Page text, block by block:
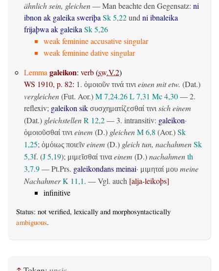
ähnlich sein, gleichen— Man beachte den Gegensatz: ni
ibnon ak galeika sweriþa Sk 5,22und ni ibnaleika
frijaþwa ak galeika Sk 5,26
weak feminine accusative singular
weak feminine dative singular
Lemma galeikon: verb(sw.V.2)
WS 1910, p. 82: 1. ὁμοιοῦν τινά τινι einen mit etw. (Dat.)
vergleichen(Fut. Aor.)M 7,24.26L 7,31 Mc 4,30— 2.
reflexiv; galeikon sik συσχηματίζεσθαί τινι sich einem
(Dat.) gleichstellenR 12,2— 3. intransitiv: galeikon·
ὁμοιοῦσθαί τινι einem (D.) gleichenM 6,8 (Aor.)Sk
1,25; ὁμόιως ποιεῖν einem (D.) gleich tun, nachahmenSk
5,3f. (J 5,19); μιμεῖσθαί τινα einem (D.)nachahmenth
3,7.9—Pt.Prs. galeikondans meinai· μιμηταί μου meine
NachahmerK 11,1. — Vgl. auch [alja-leikoþs]
infinitive
Status: not verified, lexically and morphosyntactically
ambiguous.